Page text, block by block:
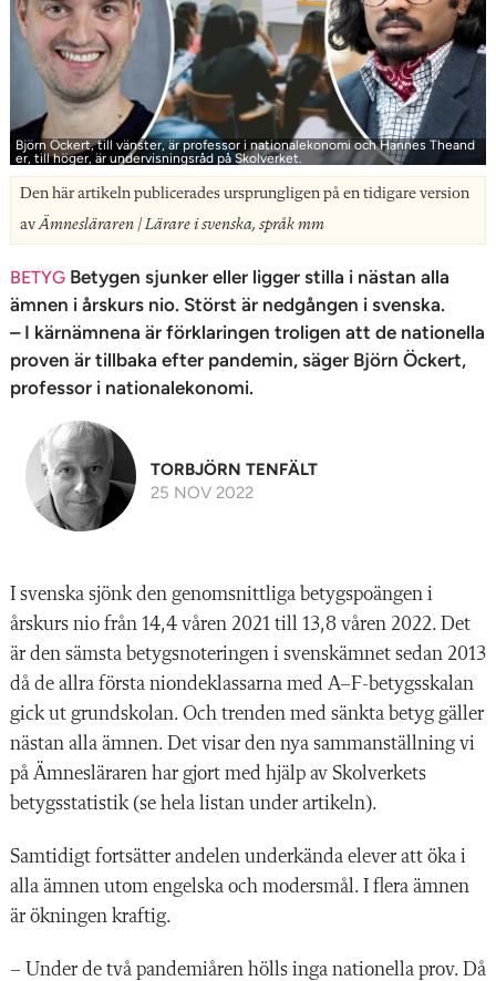
Björn Öckert, till vänster, är professor i nationalekonomi och Hannes Theand
er, till höger, är undervisningsråd på Skolverket.
Den här artikeln publicerades ursprungligen på en tidigare version
avÄmnesläraren | Lärare i svenska, språk mm
BETYG Betygen sjunker eller ligger stilla i nästan alla
ämnen i årskurs nio. Störst är nedgången i svenska.
– I kärnämnena är förklaringen troligen att de nationella
proven är tillbaka efter pandemin, säger Björn Öckert,
professor i nationalekonomi.
TORBJÖRN TENFÄLT
25 NOV 2022
I svenska sjönk den genomsnittliga betygspoängen i
årskurs nio från 14,4 våren 2021 till 13,8 våren 2022. Det
är den sämsta betygsnoteringen i svenskämnet sedan 2013
då de allra första niondeklassarna med A–F-betygsskalan
gick ut grundskolan. Och trenden med sänkta betyg gäller
nästan alla ämnen. Det visar den nya sammanställning vi
på Ämnesläraren har gjort med hjälp av Skolverkets
betygsstatistik (se hela listan under artikeln).
Samtidigt fortsätter andelen underkända elever att öka i
alla ämnen utom engelska och modersmål. I flera ämnen
är ökningen kraftig.
– Under de två pandemiåren hölls inga nationella prov. Då